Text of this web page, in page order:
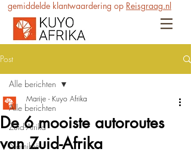
gemiddelde klantwaardering op Reisgraag.nl
Post
Alle berichten
Zuid-Afrika
Namibië
Alle berichten
De 6 mooiste autoroutes
van Zuid-Afrika
Marije - Kuyo Afrika